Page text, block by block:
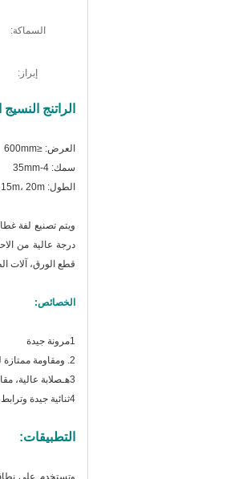
السماكة:
إبراز:
الراتنج
العرض: ≤600mm
سمك: 4-35mm
الطول: 3m، 5m، 8m، 10m، 15m، 20m، الخ
ويتم تصنيع لفة
درجة عالية من
قطع الورق، آلات
الخصائص:
1مرونة جيدة
2. و
مقاومة ممتازة
3هـ
صلابة عالية،
4ثنائية جيدة وترابط، مكابح رشيقة
التطبيقات:
وتستخدم على نطاق